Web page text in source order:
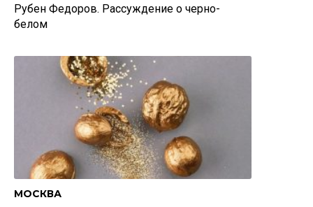
Рубен Федоров. Рассуждение о черно-
белом
МОСКВА